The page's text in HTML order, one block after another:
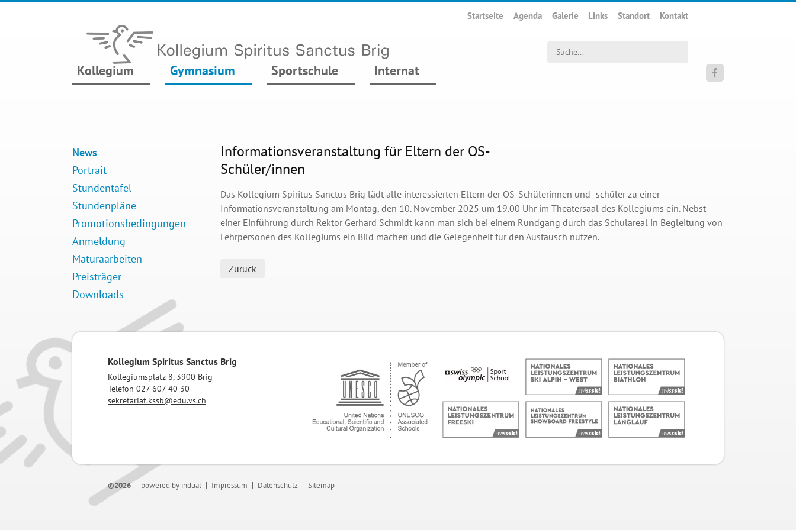
Startseite Agenda Galerie Links Standort Kontakt
Kollegium Gymnasium Sportschule Internat 
News
Portrait
Stundentafel
Stundenpläne
Promotionsbedingungen
Anmeldung
Maturaarbeiten
Preisträger
Downloads
Informationsveranstaltung für Eltern der OS-
Schüler/innen
Das Kollegium Spiritus Sanctus Brig lädt alle interessierten Eltern der OS-Schülerinnen und -schüler zu einer
Informationsveranstaltung am Montag, den 10. November 2025 um 19.00 Uhr im Theatersaal des Kollegiums ein. Nebst
einer Einführung durch Rektor Gerhard Schmidt kann man sich bei einem Rundgang durch das Schulareal in Begleitung von
Lehrpersonen des Kollegiums ein Bild machen und die Gelegenheit für den Austausch nutzen.
Zurück
Kollegium Spiritus Sanctus Brig
Kollegiumsplatz 8, 3900 Brig
Telefon 027 607 40 30
sekretariat.kssb@edu.vs.ch
©2026 powered by indual Impressum Datenschutz Sitemap